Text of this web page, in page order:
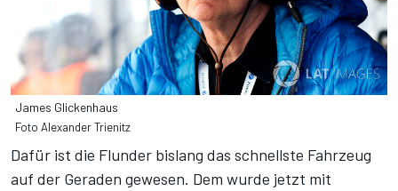
James Glickenhaus
Foto Alexander Trienitz
Dafür ist die Flunder bislang das schnellste Fahrzeug
auf der Geraden gewesen. Dem wurde jetzt mit